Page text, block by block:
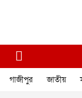
গাজীপুর কণ্ঠ
গাজীপুর জাতীয়